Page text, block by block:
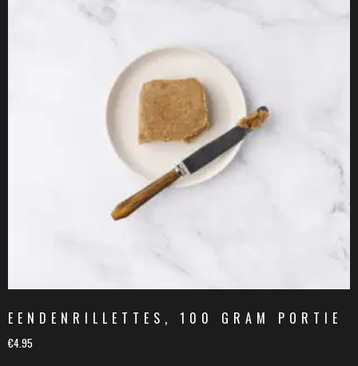
EENDENRILLETTES, 100 GRAM PORTIE
€4.95